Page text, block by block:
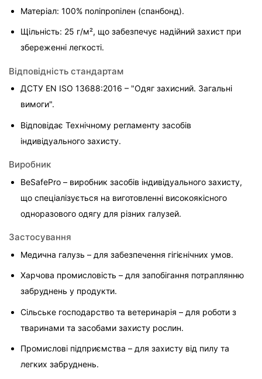
Матеріал: 100% поліпропілен (спанбонд).
Щільність: 25 г/м², що забезпечує надійний захист при
збереженні легкості.
Відповідність стандартам
ДСТУ EN ISO 13688:2016 – "Одяг захисний. Загальні
вимоги".
Відповідає Технічному регламенту засобів
індивідуального захисту.
Виробник
BeSafePro – виробник засобів індивідуального захисту,
що спеціалізується на виготовленні високоякісного
одноразового одягу для різних галузей.
Застосування
Медична галузь – для забезпечення гігієнічних умов.
Харчова промисловість – для запобігання потраплянню
забруднень у продукти.
Сільське господарство та ветеринарія – для роботи з
тваринами та засобами захисту рослин.
Промислові підприємства – для захисту від пилу та
легких забруднень.